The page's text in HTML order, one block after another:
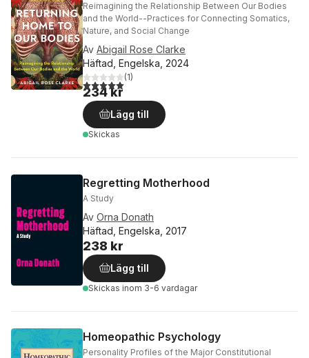
Reimagining the Relationship Between Our Bodies
and the World--Practices for Connecting Somatics,
Nature, and Social Change
Av Abigail Rose Clarke
Häftad, Engelska, 2024
5,0utav 5 stjärnor. Totalt antal röster:
(1)
234 kr
Lägg till
Skickas
Regretting Motherhood
A Study
Av Orna Donath
Häftad, Engelska, 2017
238 kr
Lägg till
Skickas inom 3-6 vardagar
Homeopathic Psychology
Personality Profiles of the Major Constitutional